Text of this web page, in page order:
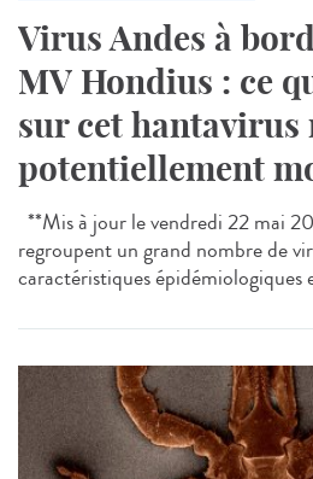
Virus Andes à
MV Hondius : ce
sur cet hantavirus
potentiellement
**Mis à jour le vendredi 22 mai
regroupent un grand nombre de
caractéristiques épidémiologiques